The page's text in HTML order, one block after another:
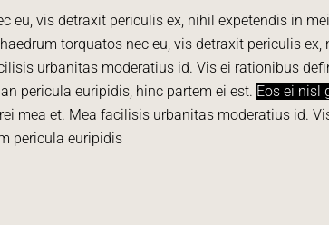
eu, vis detraxit periculis ex, nihil expetendis in
torquatos nec eu, vis detraxit periculis ex,
urbanitas moderatius id. Vis ei rationibus
pericula euripidis, hinc partem ei est. Eos ei nisl
mea et. Mea facilisis urbanitas moderatius id.
pericula euripidis